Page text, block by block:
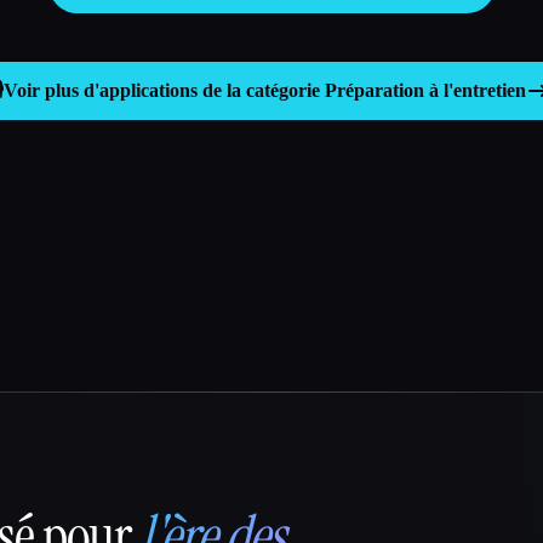
Voir plus d'applications de la catégorie Préparation à l'entretien